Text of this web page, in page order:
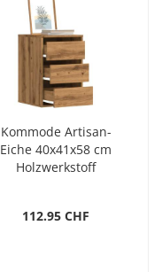
Kommode Artisan-
Eiche 40x41x58 cm
Holzwerkstoff
112.95 CHF